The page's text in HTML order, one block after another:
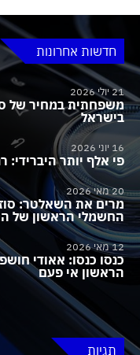
חדשות אחרונות
21 יולי 2026
בישראל
16 יוני 2026
פי אלף יותר היברידי:
20 מאי 2026
החשמלי הראשון של
12 מאי 2026
הראשון אי פעם
תגיות